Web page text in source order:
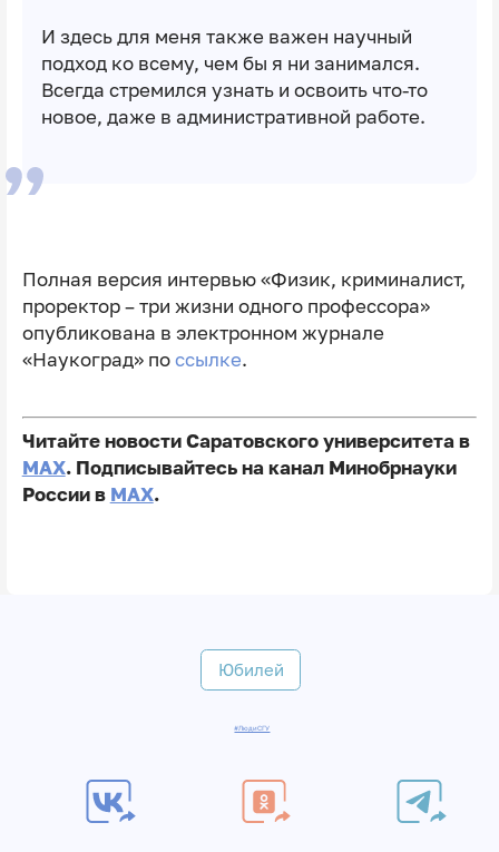
И здесь для меня также важен научный
подход ко всему, чем бы я ни занимался.
Всегда стремился узнать и освоить что-то
новое, даже в административной работе.
Полная версия интервью «Физик, криминалист,
проректор – три жизни одного профессора»
опубликована в электронном журнале
«Наукоград» по ссылке.
Читайте новости Саратовского университета в
MAX. Подписывайтесь на канал Минобрнауки
России в MAX.
Юбилей
#ЛюдиСГУ